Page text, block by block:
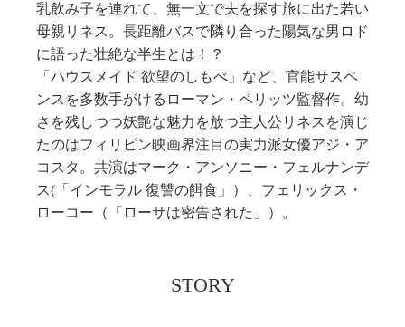
乳飲み子を連れて、無一文で夫を探す旅に出た若い
母親リネス。長距離バスで隣り合った陽気な男ロド
に語った壮絶な半生とは！？
「ハウスメイド 欲望のしもべ」など、官能サスペ
ンスを多数手がけるローマン・ペリッツ監督作。幼
さを残しつつ妖艶な魅力を放つ主人公リネスを演じ
たのはフィリピン映画界注目の実力派女優アジ・ア
コスタ。共演はマーク・アンソニー・フェルナンデ
ス(「インモラル 復讐の餌食」）、フェリックス・
ローコー（「ローサは密告された」）。
STORY